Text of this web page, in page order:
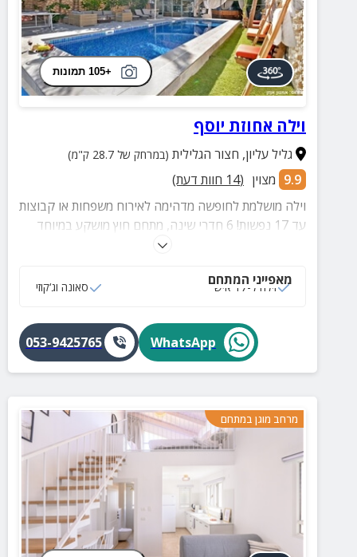
+105 תמונות
וילה אחוזת יוסף
גליל עליון, חצור הגלילית (במרחק של 28.7 ק"מ)
9.9 מצוין (
14 חוות דעת)
וילה מושלמת לחופשה מדהימה לאירוח משפחות או קבוצות
עד 17 נפשות! 6 חדרי שינה, מתחם חוץ מושקע במיוחד
עם בריכה, ג'קוזי ספא, מיטות שיזוף, פינות ישיבה ועוד
מאפייני המתחם
וילה ל-17 איש סאונה וג‘קוזי
WhatsApp
053-9425765
מרחב מוגן במתחם